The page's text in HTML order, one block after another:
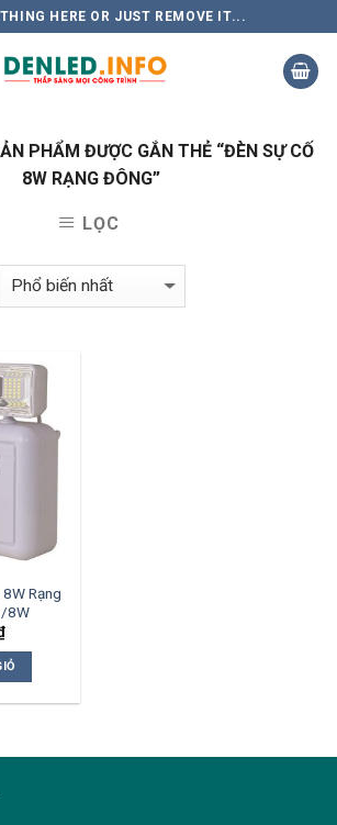
HERE OR JUST REMOVE IT...
PHẨM ĐƯỢC GẮN THẺ “ĐÈN SỰ CỐ
8W RẠNG ĐÔNG”
LỌC
Rạng
8W